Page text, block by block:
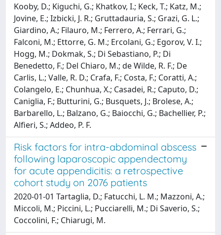
Kooby, D.; Kiguchi, G.; Khatkov, I.; Keck, T.; Katz, M.;
Jovine, E.; Izbicki, J. R.; Gruttadauria, S.; Grazi, G. L.;
Giardino, A.; Filauro, M.; Ferrero, A.; Ferrari, G.;
Falconi, M.; Ettorre, G. M.; Ercolani, G.; Egorov, V. I.;
Hogg, M.; Dokmak, S.; Di Sebastiano, P.; Di
Benedetto, F.; Del Chiaro, M.; de Wilde, R. F.; De
Carlis, L.; Valle, R. D.; Crafa, F.; Costa, F.; Coratti, A.;
Colangelo, E.; Chunhua, X.; Casadei, R.; Caputo, D.;
Caniglia, F.; Butturini, G.; Busquets, J.; Brolese, A.;
Barbarello, L.; Balzano, G.; Baiocchi, G.; Bachellier, P.;
Alfieri, S.; Addeo, P. F.
Risk factors for intra-abdominal abscess
following laparoscopic appendectomy
for acute appendicitis: a retrospective
cohort study on 2076 patients
2020-01-01 Tartaglia, D.; Fatucchi, L. M.; Mazzoni, A.;
Miccoli, M.; Piccini, L.; Pucciarelli, M.; Di Saverio, S.;
Coccolini, F.; Chiarugi, M.